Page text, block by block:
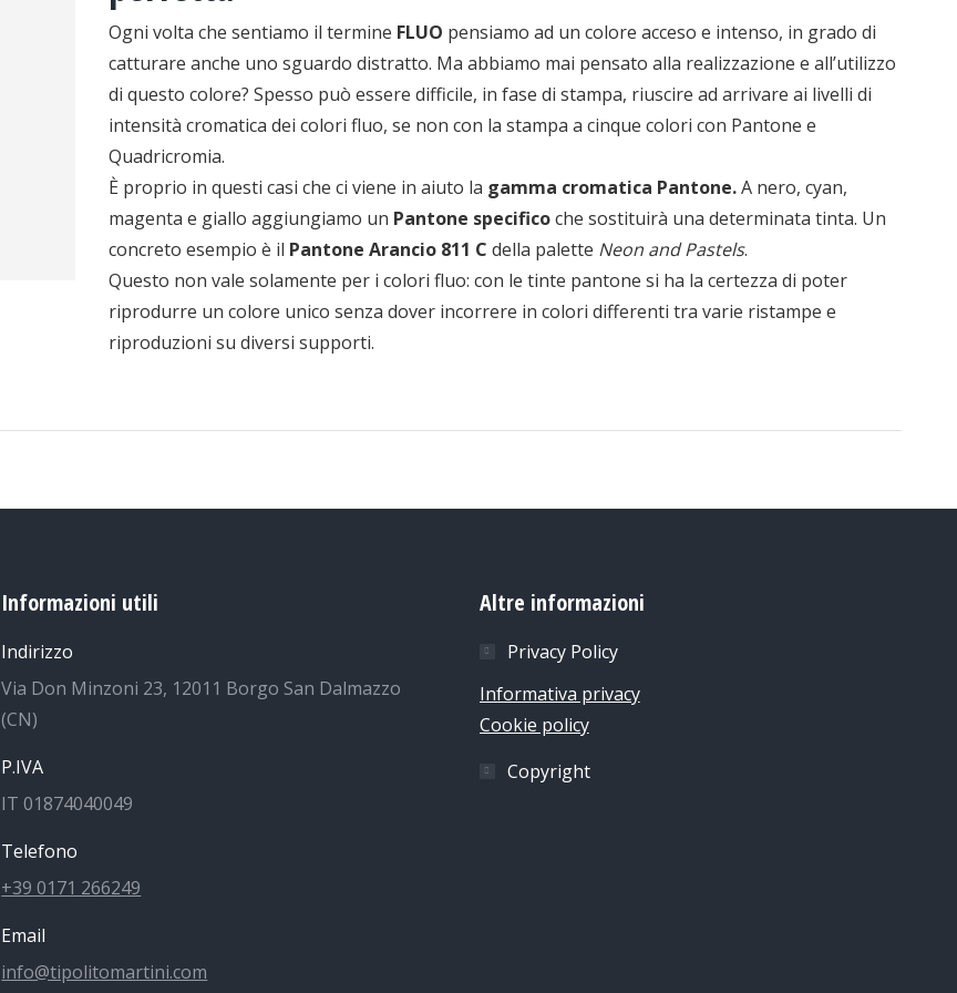
Ogni volta che sentiamo il termine FLUO pensiamo ad un colore acceso e intenso, in grado di
catturare anche uno sguardo distratto. Ma abbiamo mai pensato alla realizzazione e all’utilizzo
di questo colore? Spesso può essere difficile, in fase di stampa, riuscire ad arrivare ai livelli di
intensità cromatica dei colori fluo, se non con la stampa a cinque colori con Pantone e
Quadricromia.
È proprio in questi casi che ci viene in aiuto la gamma cromatica Pantone.A nero, cyan,
magenta e giallo aggiungiamo un Pantone specificoche sostituirà una determinata tinta. Un
concreto esempio è il Pantone Arancio 811 C della palette Neon and Pastels.
Questo non vale solamente per i colori fluo: con le tinte pantone si ha la certezza di poter
riprodurre un colore unico senza dover incorrere in colori differenti tra varie ristampe e
riproduzioni su diversi supporti.
Informazioni utili
Indirizzo
Via Don Minzoni 23, 12011 Borgo San Dalmazzo
(CN)
P.IVA
IT 01874040049
Telefono
+39 0171 266249
Email
info@tipolitomartini.com
Altre informazioni
Privacy Policy
Informativa privacy
Cookie policy
Copyright